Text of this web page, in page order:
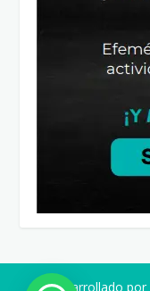
Desarrollado por